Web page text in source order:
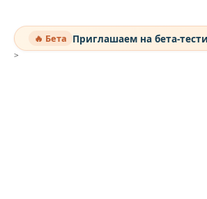
🔥 Бета Приглашаем на бета-
>